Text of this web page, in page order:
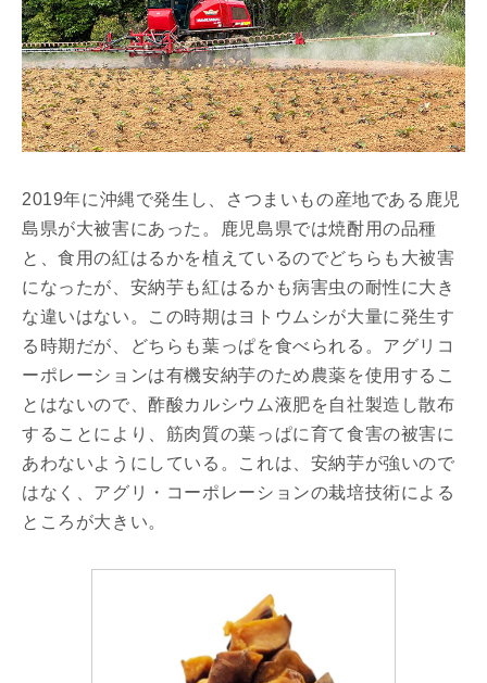
2019年に沖縄で発生し、さつまいもの産地である鹿児
島県が大被害にあった。鹿児島県では焼酎用の品種
と、食用の紅はるかを植えているのでどちらも大被害
になったが、安納芋も紅はるかも病害虫の耐性に大き
な違いはない。この時期はヨトウムシが大量に発生す
る時期だが、どちらも葉っぱを食べられる。アグリコ
ーポレーションは有機安納芋のため農薬を使用するこ
とはないので、酢酸カルシウム液肥を自社製造し散布
することにより、筋肉質の葉っぱに育て食害の被害に
あわないようにしている。これは、安納芋が強いので
はなく、アグリ・コーポレーションの栽培技術による
ところが大きい。